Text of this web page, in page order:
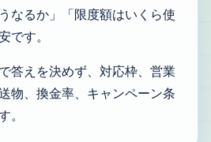
なるか」「限度額はいくら使
です。
答えを決めず、対応枠、営業
物、換金率、キャンペーン条
。